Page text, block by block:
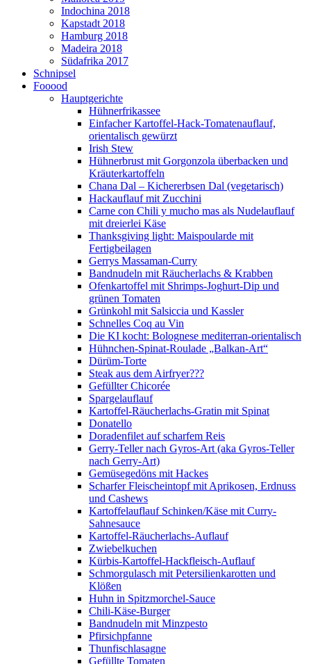
Indochina 2018
Kapstadt 2018
Hamburg 2018
Madeira 2018
Südafrika 2017
Schnipsel
Fooood
Hauptgerichte
Hühnerfrikassee
Einfacher Kartoffel-Hack-Tomatenauflauf,
orientalisch gewürzt
Irish Stew
Hühnerbrust mit Gorgonzola überbacken und
Kräuterkartoffeln
Chana Dal – Kichererbsen Dal (vegetarisch)
Hackauflauf mit Zucchini
Carne con Chili y mucho mas als Nudelauflauf
mit dreierlei Käse
Thanksgiving light: Maispoularde mit
Fertigbeilagen
Gerrys Massaman-Curry
Bandnudeln mit Räucherlachs & Krabben
Ofenkartoffel mit Shrimps-Joghurt-Dip und
grünen Tomaten
Grünkohl mit Salsiccia und Kassler
Schnelles Coq au Vin
Die KI kocht: Bolognese mediterran-orientalisch
Hühnchen-Spinat-Roulade „Balkan-Art“
Dürüm-Torte
Steak aus dem Airfryer???
Gefüllter Chicorée
Spargelauflauf
Kartoffel-Räucherlachs-Gratin mit Spinat
Donatello
Doradenfilet auf scharfem Reis
Gerry-Teller nach Gyros-Art (aka Gyros-Teller
nach Gerry-Art)
Gemüsegedöns mit Hackes
Scharfer Fleischeintopf mit Aprikosen, Erdnuss
und Cashews
Kartoffelauflauf Schinken/Käse mit Curry-
Sahnesauce
Kartoffel-Räucherlachs-Auflauf
Zwiebelkuchen
Kürbis-Kartoffel-Hackfleisch-Auflauf
Schmorgulasch mit Petersilienkarotten und
Klößen
Huhn in Spitzmorchel-Sauce
Chili-Käse-Burger
Bandnudeln mit Minzpesto
Pfirsichpfanne
Thunfischlasagne
Gefüllte Tomaten